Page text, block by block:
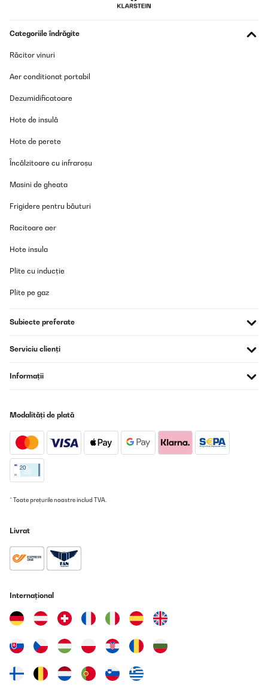
Categoriile îndrăgite
Răcitor vinuri
Aer conditionat portabil
Dezumidificatoare
Hote de insulă
Hote de perete
Încălzitoare cu infraroșu
Masini de gheata
Frigidere pentru băuturi
Racitoare aer
Hote insula
Plite cu inducție
Plite pe gaz
Subiecte preferate
Serviciu clienți
Informații
Modalități de plată
* Toate prețurile noastre includ TVA.
Livrat
Internațional